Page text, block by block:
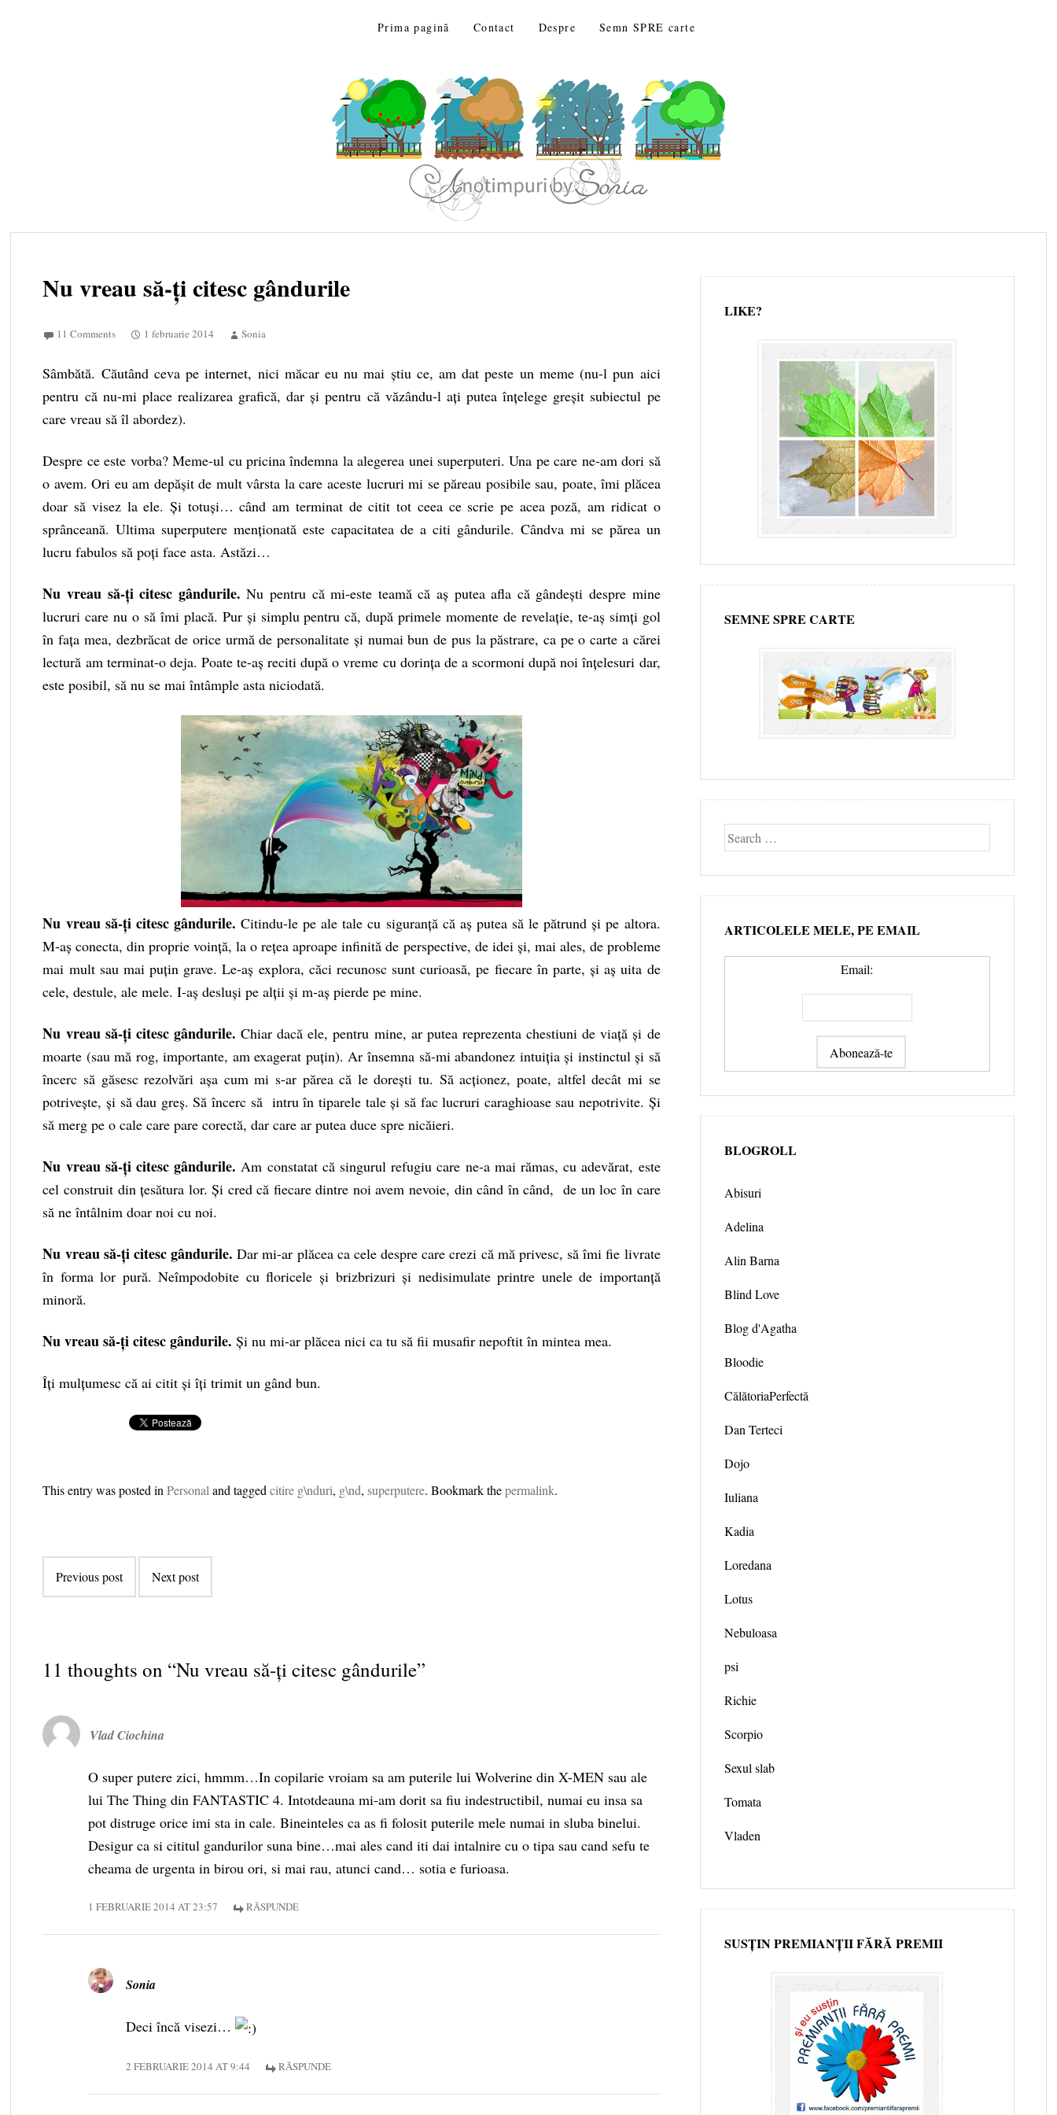
Prima pagină Contact Despre Semn SPRE carte
Nu vreau să-ți citesc gândurile
11 Comments 1 februarie 2014 Sonia
Sâmbătă. Căutând ceva pe internet, nici măcar eu nu mai știu ce, am dat peste un meme (nu-l pun aici
pentru că nu-mi place realizarea grafică, dar și pentru că văzându-l ați putea înțelege greșit subiectul pe
care vreau să îl abordez).
Despre ce este vorba? Meme-ul cu pricina îndemna la alegerea unei superputeri. Una pe care ne-am dori să
o avem. Ori eu am depășit de mult vârsta la care aceste lucruri mi se păreau posibile sau, poate, îmi plăcea
doar să visez la ele. Și totuși… când am terminat de citit tot ceea ce scrie pe acea poză, am ridicat o
sprânceană. Ultima superputere menționată este capacitatea de a citi gândurile. Cândva mi se părea un
lucru fabulos să poți face asta. Astăzi…
Nu vreau să-ți citesc gândurile. Nu pentru că mi-este teamă că aș putea afla că gândești despre mine
lucruri care nu o să îmi placă. Pur și simplu pentru că, după primele momente de revelație, te-aș simți gol
în fața mea, dezbrăcat de orice urmă de personalitate și numai bun de pus la păstrare, ca pe o carte a cărei
lectură am terminat-o deja. Poate te-aș reciti după o vreme cu dorința de a scormoni după noi înțelesuri dar,
este posibil, să nu se mai întâmple asta niciodată.
Nu vreau să-ți citesc gândurile. Citindu-le pe ale tale cu siguranță că aș putea să le pătrund și pe altora.
M-aș conecta, din proprie voință, la o rețea aproape infinită de perspective, de idei și, mai ales, de probleme
mai mult sau mai puțin grave. Le-aș explora, căci recunosc sunt curioasă, pe fiecare în parte, și aș uita de
cele, destule, ale mele. I-aș desluși pe alții și m-aș pierde pe mine.
Nu vreau să-ți citesc gândurile. Chiar dacă ele, pentru mine, ar putea reprezenta chestiuni de viață și de
moarte (sau mă rog, importante, am exagerat puțin). Ar însemna să-mi abandonez intuiția și instinctul și să
încerc să găsesc rezolvări așa cum mi s-ar părea că le dorești tu. Să acționez, poate, altfel decât mi se
potrivește, și să dau greș. Să încerc să intru în tiparele tale și să fac lucruri caraghioase sau nepotrivite. Și
să merg pe o cale care pare corectă, dar care ar putea duce spre nicăieri.
Nu vreau să-ți citesc gândurile.Am constatat că singurul refugiu care ne-a mai rămas, cu adevărat, este
cel construit din țesătura lor. Și cred că fiecare dintre noi avem nevoie, din când în când, de un loc în care
să ne întâlnim doar noi cu noi.
Nu vreau să-ți citesc gândurile. Dar mi-ar plăcea ca cele despre care crezi că mă privesc, să îmi fie livrate
în forma lor pură. Neîmpodobite cu floricele și brizbrizuri și nedisimulate printre unele de importanță
minoră.
Nu vreau să-ți citesc gândurile. Și nu mi-ar plăcea nici ca tu să fii musafir nepoftit în mintea mea.
Îți mulțumesc că ai citit și îți trimit un gând bun.
This entry was posted inPersonal and taggedcitire g\nduri, g\nd,superputere. Bookmark thepermalink.
Post navigation
Previous post Next post
11 thoughts on “Nu vreau să-ți citesc gândurile”
Vlad Ciochina
O super putere zici, hmmm…In copilarie vroiam sa am puterile lui Wolverine din X-MEN sau ale
lui The Thing din FANTASTIC 4. Intotdeauna mi-am dorit sa fiu indestructibil, numai eu insa sa
pot distruge orice imi sta in cale. Bineinteles ca as fi folosit puterile mele numai in sluba binelui.
Desigur ca si cititul gandurilor suna bine…mai ales cand iti dai intalnire cu o tipa sau cand sefu te
cheama de urgenta in birou ori, si mai rau, atunci cand… sotia e furioasa.
1 FEBRUARIE 2014 AT 23:57 RĂSPUNDE
Sonia
Deci încă visezi…
2 FEBRUARIE 2014 AT 9:44 RĂSPUNDE
LIKE?
SEMNE SPRE CARTE
Search
ARTICOLELE MELE, PE EMAIL
Email:
BLOGROLL
Abisuri
Adelina
Alin Barna
Blind Love
Blog d'Agatha
Bloodie
CălătoriaPerfectă
Dan Terteci
Dojo
Iuliana
Kadia
Loredana
Lotus
Nebuloasa
psi
Richie
Scorpio
Sexul slab
Tomata
Vladen
SUSȚIN PREMIANȚII FĂRĂ PREMII